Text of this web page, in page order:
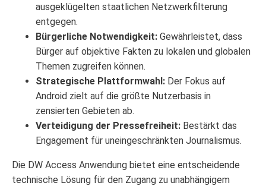
ausgeklügelten staatlichen Netzwerkfilterung
entgegen.
Bürgerliche Notwendigkeit: Gewährleistet, dass
Bürger auf objektive Fakten zu lokalen und globalen
Themen zugreifen können.
Strategische Plattformwahl: Der Fokus auf
Android zielt auf die größte Nutzerbasis in
zensierten Gebieten ab.
Verteidigung der Pressefreiheit: Bestärkt das
Engagement für uneingeschränkten Journalismus.
Die DW Access Anwendung bietet eine entscheidende
technische Lösung für den Zugang zu unabhängigem